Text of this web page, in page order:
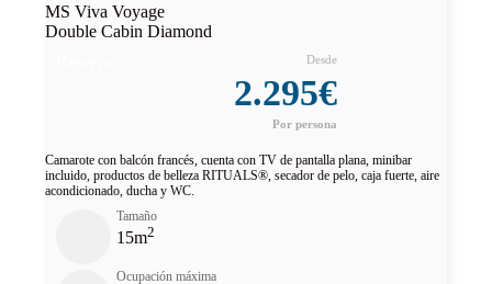
MS Viva Voyage
Double Cabin Diamond
2.295€
Camarote con balcón francés, cuenta con TV de pantalla plana, minibar
incluido, productos de belleza RITUALS®, secador de pelo, caja fuerte, aire
acondicionado, ducha y WC.
Tamaño
15m2
Ocupación máxima